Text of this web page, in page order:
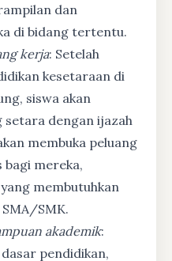
dan
di bidang tertentu.
kerja: Setelah
kesetaraan di
siswa akan
setara dengan ijazah
membuka peluang
bagi mereka,
membutuhkan
SMK.
akademik:
pendidikan,